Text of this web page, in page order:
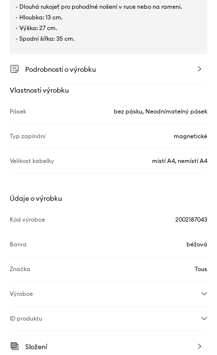
- Dlouhá rukojeť pro pohodlné nošení v ruce nebo na rameni.
- Hloubka: 13 cm.
- Výška: 27 cm.
- Spodní šířka: 35 cm.
Podrobnosti o výrobku
Vlastnosti výrobku
Pásek bez pásku, Neodnímatelný pásek
Typ zapínání magnetické
Velikost kabelky místí A4, nemístí A4
Údaje o výrobku
Kód výrobce 2002187043
Barva béžová
Značka Tous
Výrobce
ID produktu
Složení